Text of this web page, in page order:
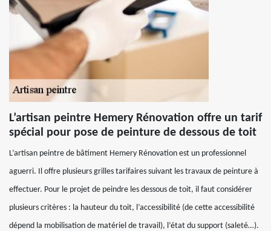
L’artisan peintre Hemery Rénovation offre un tarif
spécial pour pose de peinture de dessous de toit
L’artisan peintre de bâtiment Hemery Rénovation est un professionnel
aguerri. Il offre plusieurs grilles tarifaires suivant les travaux de peinture à
effectuer. Pour le projet de peindre les dessous de toit, il faut considérer
plusieurs critères : la hauteur du toit, l’accessibilité (de cette accessibilité
dépend la mobilisation de matériel de travail), l’état du support (saleté…).